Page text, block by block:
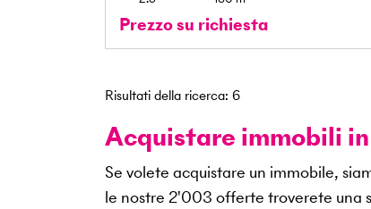
Prezzo su richiesta
Risultati della ricerca: 6
Acquistare immobili
Se volete acquistare un immobile,
le nostre 2'003 offerte troverete una